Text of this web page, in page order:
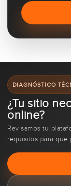
DIAGNÓSTICO
¿Tu sitio
online?
Revisamos tu
requisitos para que